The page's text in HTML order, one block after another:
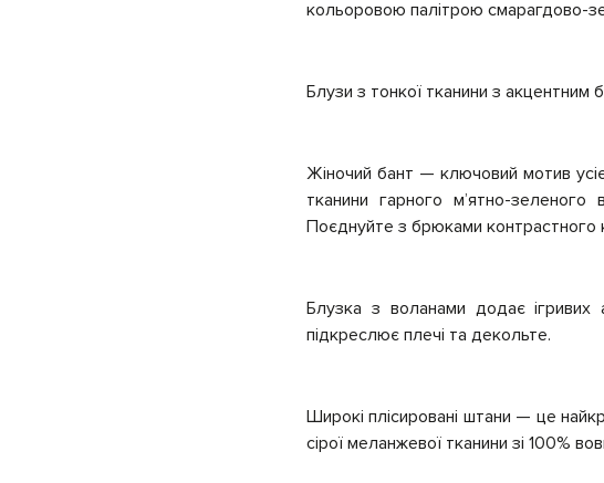
кольоровою палітрою смарагдово-
Блузи з тонкої тканини з акцентним
Жіночий бант — ключовий мотив
тканини гарного м’ятно-зеленого
Поєднуйте з брюками контрастного
Блузка з воланами додає ігривих
підкреслює плечі та декольте.
Широкі плісировані штани — це
сірої меланжевої тканини зі 100%